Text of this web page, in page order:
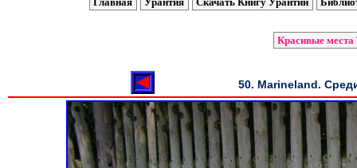
Красивые места
50. Marineland.